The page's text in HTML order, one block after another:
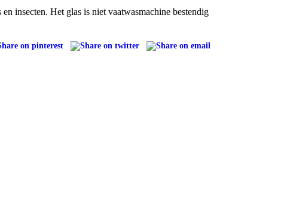
insecten. Het glas is niet vaatwasmachine bestendig